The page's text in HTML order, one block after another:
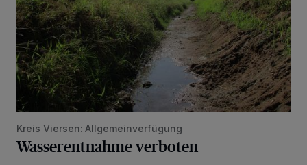
Kreis Viersen: Allgemeinverfügung
Wasserentnahme verboten